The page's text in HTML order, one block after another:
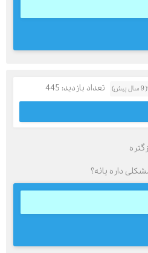
تعداد بازدید: 445
داره یانه؟